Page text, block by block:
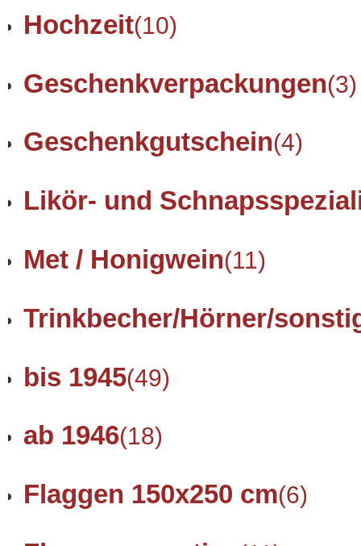
Hochzeit(10)
Geschenkverpackungen(3)
Geschenkgutschein(4)
Likör- und
Met / Honigwein(11)
Trinkbecher/Hörner/
bis 1945(49)
ab 1946(18)
Flaggen 150x250 cm(6)